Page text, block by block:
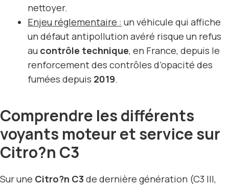
nettoyer.
Enjeu réglementaire : un véhicule qui affiche
un défaut antipollution avéré risque un refus
au contrôle technique, en France, depuis le
renforcement des contrôles d’opacité des
fumées depuis 2019.
Comprendre les différents
voyants moteur et service sur
Citro?n C3
Sur une Citro?n C3 de dernière génération (C3 III,